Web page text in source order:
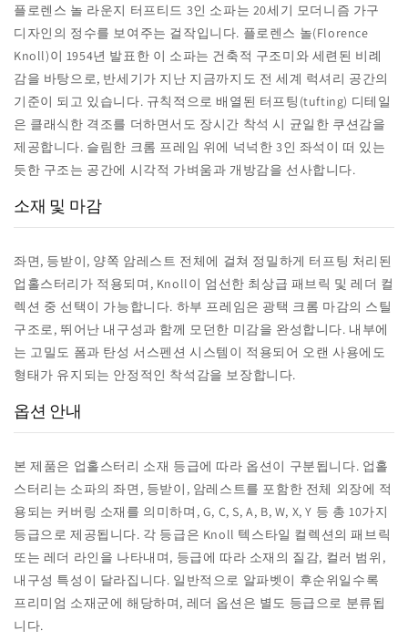
플로렌스 놀 라운지 터프티드 3인 소파는 20세기 모더니즘 가구
디자인의 정수를 보여주는 걸작입니다. 플로렌스 놀(Florence
Knoll)이 1954년 발표한 이 소파는 건축적 구조미와 세련된 비례
감을 바탕으로, 반세기가 지난 지금까지도 전 세계 럭셔리 공간의
기준이 되고 있습니다. 규칙적으로 배열된 터프팅(tufting) 디테일
은 클래식한 격조를 더하면서도 장시간 착석 시 균일한 쿠션감을
제공합니다. 슬림한 크롬 프레임 위에 넉넉한 3인 좌석이 떠 있는
듯한 구조는 공간에 시각적 가벼움과 개방감을 선사합니다.
소재 및 마감
좌면, 등받이, 양쪽 암레스트 전체에 걸쳐 정밀하게 터프팅 처리된
업홀스터리가 적용되며, Knoll이 엄선한 최상급 패브릭 및 레더 컬
렉션 중 선택이 가능합니다. 하부 프레임은 광택 크롬 마감의 스틸
구조로, 뛰어난 내구성과 함께 모던한 미감을 완성합니다. 내부에
는 고밀도 폼과 탄성 서스펜션 시스템이 적용되어 오랜 사용에도
형태가 유지되는 안정적인 착석감을 보장합니다.
옵션 안내
본 제품은 업홀스터리 소재 등급에 따라 옵션이 구분됩니다. 업홀
스터리는 소파의 좌면, 등받이, 암레스트를 포함한 전체 외장에 적
용되는 커버링 소재를 의미하며, G, C, S, A, B, W, X, Y 등 총 10가지
등급으로 제공됩니다. 각 등급은 Knoll 텍스타일 컬렉션의 패브릭
또는 레더 라인을 나타내며, 등급에 따라 소재의 질감, 컬러 범위,
내구성 특성이 달라집니다. 일반적으로 알파벳이 후순위일수록
프리미엄 소재군에 해당하며, 레더 옵션은 별도 등급으로 분류됩
니다.